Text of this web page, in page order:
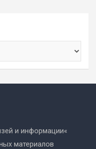
и информации«
материалов